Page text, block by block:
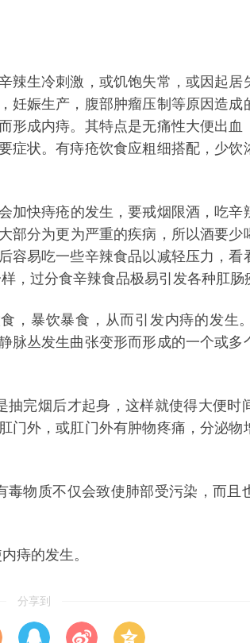
生冷刺激，或饥饱失常，或因起居
妊娠生产，腹部肿瘤压制等原因造成
成内痔。其特点是无痛性大便出血
症状。有痔疮饮食应粗细搭配，少饮
加快痔疮的发生，要戒烟限酒，吃辛
部分为更为严重的疾病，所以酒要少
容易吃一些辛辣食品以减轻压力，看
，过分食辛辣食品极易引发各种肛肠
暴饮暴食，从而引发内痔的发生
脉丛发生曲张变形而形成的一个或多
完烟后才起身，这样就使得大便时
门外，或肛门外有肿物疼痛，分泌物
物质不仅会致使肺部受污染，而且
痔的发生。
分享到